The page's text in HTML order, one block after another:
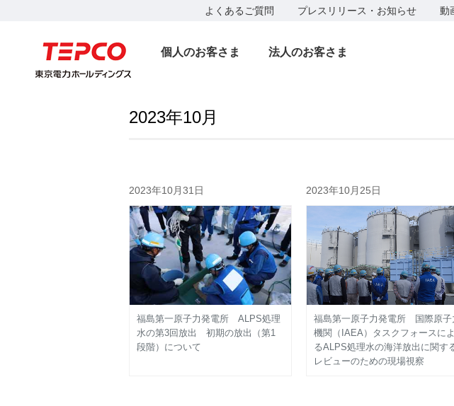
よくあるご質問 プレスリリース・お知らせ 動
個人のお客さま 法人のお客さま
2023年10月
2023年10月31日
福島第一原子力発電所 ALPS処理
水の第3回放出 初期の放出（第1
段階）について
2023年10月25日
福島第一原子力発電所 国際原子
機関（IAEA）タスクフォースによ
るALPS処理水の海洋放出に関す
レビューのための現場視察